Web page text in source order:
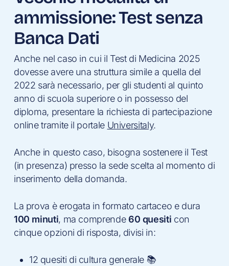
ammissione: Test senza
Banca Dati
Anche nel caso in cui il Test di Medicina 2025
dovesse avere una struttura simile a quella del
2022 sarà necessario, per gli studenti al quinto
anno di scuola superiore o in possesso del
diploma, presentare la richiesta di partecipazione
online tramite il portale Universitaly.
Anche in questo caso, bisogna sostenere il Test
(in presenza) presso la sede scelta al momento di
inserimento della domanda.
La prova è erogata in formato cartaceo e dura
100 minuti, ma comprende 60 quesiti con
cinque opzioni di risposta, divisi in:
12 quesiti di cultura generale 📚